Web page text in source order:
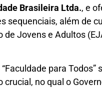
Brasileira Ltda., e
sequenciais, além de
de Jovens e Adultos
para Todos”
crucial, no qual o